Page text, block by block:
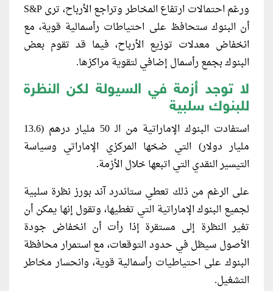
ورغم احتمالات ارتفاع المخاطر وتراجع الأرباح، ترى S&P
أن البنوك ستحافظ على احتياطات رأسمالية قوية، مع
انخفاض معدلات توزيع الأرباح، فيما قد تقوم بعض
البنوك بجمع رأسمال إضافي لتقوية مراكزها.
لا توجد أزمة في السيولة لكن النظرة
للبنوك سلبية
استفادت البنوك الإماراتية من الـ 50 مليار درهم (13.6
مليار دولار) التي ضخها المركزي الإماراتي وسياسة
التيسير النقدي التي اتبعها خلال الأزمة.
على الرغم من ذلك تعطي ستاندرد آند بورز نظرة سلبية
لجميع البنوك الإماراتية التي تغطيها، وتقول إنها يمكن أن
تغير النظرة إلى مستقرة إذا رأت أن انخفاض جودة
الأصول سيظل في حدود التوقعات، مع استمرار محافظة
البنوك على احتياطيات رأسمالية قوية، وانحسار مخاطر
التشغيل.